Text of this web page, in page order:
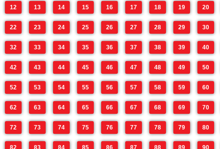
12 13 14 15 16 17 18 19 20
22 23 24 25 26 27 28 29 30
32 33 34 35 36 37 38 39 40
42 43 44 45 46 47 48 49 50
52 53 54 55 56 57 58 59 60
62 63 64 65 66 67 68 69 70
72 73 74 75 76 77 78 79 80
82 83 84 85 86 87 88 89 90